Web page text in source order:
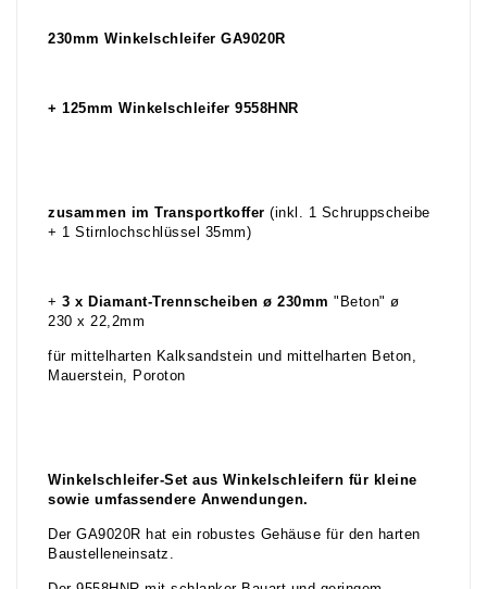
230mm Winkelschleifer GA9020R
+ 125mm Winkelschleifer 9558HNR
zusammen im Transportkoffer (inkl. 1 Schruppscheibe
+ 1 Stirnlochschlüssel 35mm)
+ 3 x Diamant-Trennscheiben ø 230mm "Beton" ø
230 x 22,2mm
für mittelharten Kalksandstein und mittelharten Beton,
Mauerstein, Poroton
Winkelschleifer-Set aus Winkelschleifern für kleine
sowie umfassendere Anwendungen.
Der GA9020R hat ein robustes Gehäuse für den harten
Baustelleneinsatz.